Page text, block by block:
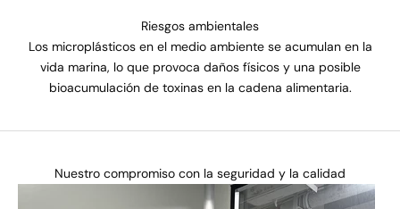
Riesgos ambientales
Los microplásticos en el medio ambiente se acumulan en la
vida marina, lo que provoca daños físicos y una posible
bioacumulación de toxinas en la cadena alimentaria.
Nuestro compromiso con la seguridad y la calidad